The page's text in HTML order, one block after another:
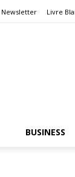
Newsletter Livre
BUSINESS